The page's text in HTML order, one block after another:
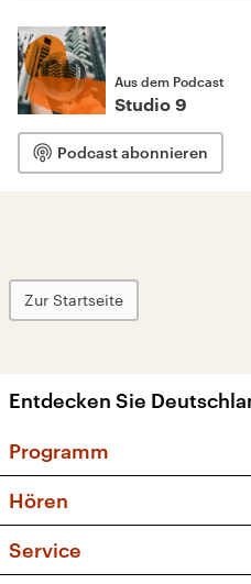
Aus dem Podcast
Studio 9
Podcast abonnieren
Zur Startseite
Entdecken Sie
Programm
Sendungen und
Musikliste
Hören
Frequenzen (UKW +
Service